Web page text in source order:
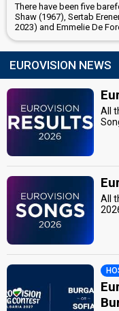
There have been five
Shaw (1967), Sertab
2023) and Emmelie De
EUROVISION NEWS
All
All